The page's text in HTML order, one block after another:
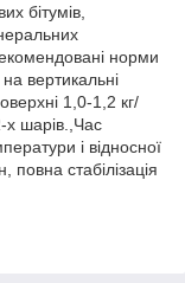
бітумів,
норми
вертикальні
1,0-1,2 кг/
шарів.,Час
і відносної
повна стабілізація